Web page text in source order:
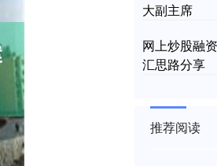
大副主席
网上炒股融
汇思路分享
推荐阅读